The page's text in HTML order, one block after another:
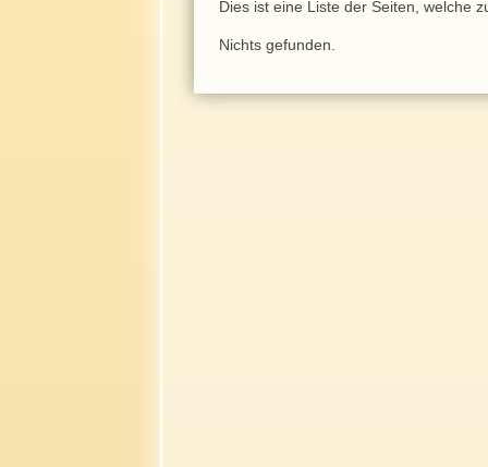
Dies ist eine Liste der Seiten, welche
Nichts gefunden.